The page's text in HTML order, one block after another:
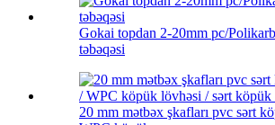
Gokai topdan 2-20mm pc/
təbəqəsi
20 mm mətbəx şkafları pvc sərt